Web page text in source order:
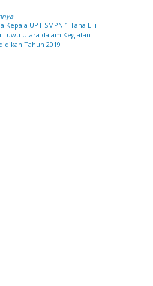
Kepala UPT SMPN 1 Tana Lili
Luwu Utara dalam Kegiatan
Tahun 2019